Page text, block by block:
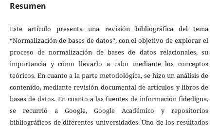
Resumen
Este artículo presenta una revisión bibliográfica del tema
“Normalización de bases de datos”, con el objetivo de explorar el
proceso de normalización de bases de datos relacionales, su
importancia y cómo llevarlo a cabo mediante los conceptos
teóricos. En cuanto a la parte metodológica, se hizo un análisis de
contenido, mediante revisión documental de artículos y libros de
bases de datos. En cuanto a las fuentes de información fidedigna,
se recurrió a Google, Google Académico y repositorios
bibliográficos de diferentes universidades. Uno de los resultados